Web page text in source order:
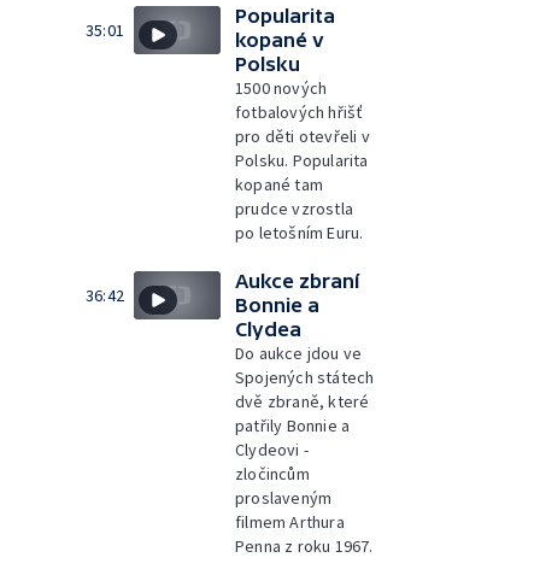
35:01
Popularita
kopané v
Polsku
1500 nových
fotbalových hřišť
pro děti otevřeli v
Polsku. Popularita
kopané tam
prudce vzrostla
po letošním Euru.
36:42
Aukce zbraní
Bonnie a
Clydea
Do aukce jdou ve
Spojených státech
dvě zbraně, které
patřily Bonnie a
Clydeovi -
zločincům
proslaveným
filmem Arthura
Penna z roku 1967.